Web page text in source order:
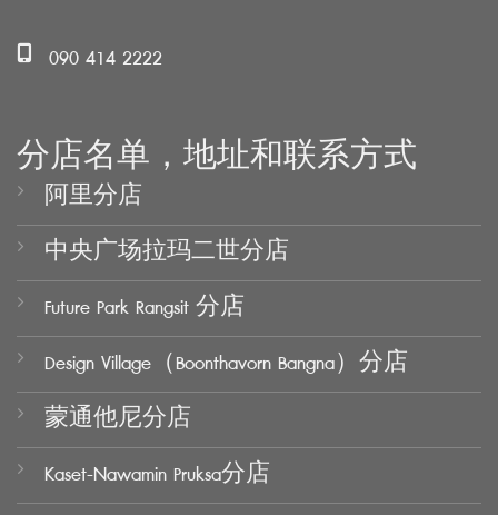
090 414 2222
分店名单，地址和联系方式
阿里分店
中央广场拉玛二世分店
Future Park Rangsit 分店
Design Village（Boonthavorn Bangna）分店
蒙通他尼分店
Kaset-Nawamin Pruksa分店